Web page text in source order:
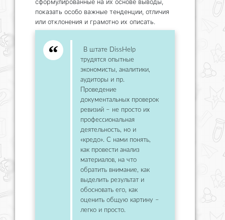
сформулированные на их основе выводы,
показать особо важные тенденции, отличия
или отклонения и грамотно их описать.
В штате DissHelp
трудятся опытные
экономисты, аналитики,
аудиторы и пр.
Проведение
документальных проверок
ревизий – не просто их
профессиональная
деятельность, но и
«кредо». С нами понять,
как провести анализ
материалов, на что
обратить внимание, как
выделить результат и
обосновать его, как
оценить общую картину –
легко и просто.